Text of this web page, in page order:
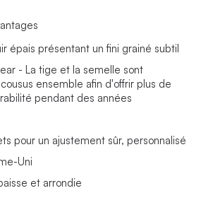
épais présentant un fini grainé subtil
- La tige et la semelle sont
ensemble afin d'offrir plus de
pendant des années
pour un ajustement sûr, personnalisé
Uni
et arrondie